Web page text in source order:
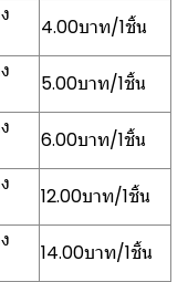
4.00บาท/1ชิ้น
5.00บาท/1ชิ้น
6.00บาท/1ชิ้น
12.00บาท/1ชิ้น
14.00บาท/1ชิ้น